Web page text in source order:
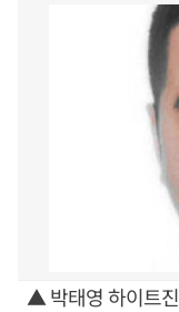
▲ 박태영 하이트